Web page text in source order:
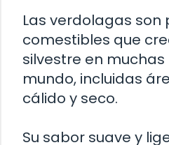
Las verdolagas son
comestibles que
silvestre en
mundo, incluidas
cálido y seco.
Su sabor suave y